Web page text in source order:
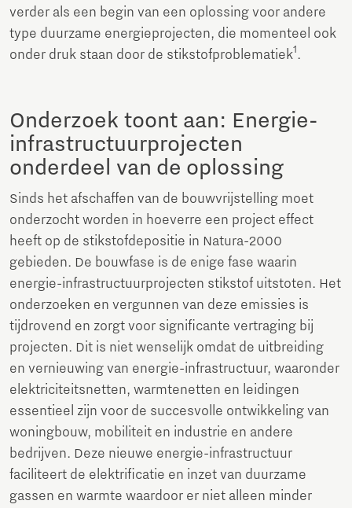
verder als een begin van een oplossing voor andere
type duurzame energieprojecten, die momenteel ook
onder druk staan door de stikstofproblematiek1.
Onderzoek toont aan: Energie-
infrastructuurprojecten
onderdeel van de oplossing
Sinds het afschaffen van de bouwvrijstelling moet
onderzocht worden in hoeverre een project effect
heeft op de stikstofdepositie in Natura-2000
gebieden. De bouwfase is de enige fase waarin
energie-infrastructuurprojecten stikstof uitstoten. Het
onderzoeken en vergunnen van deze emissies is
tijdrovend en zorgt voor significante vertraging bij
projecten. Dit is niet wenselijk omdat de uitbreiding
en vernieuwing van energie-infrastructuur, waaronder
elektriciteitsnetten, warmtenetten en leidingen
essentieel zijn voor de succesvolle ontwikkeling van
woningbouw, mobiliteit en industrie en andere
bedrijven. Deze nieuwe energie-infrastructuur
faciliteert de elektrificatie en inzet van duurzame
gassen en warmte waardoor er niet alleen minder